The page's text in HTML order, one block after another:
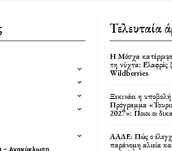
– Ανακύκλωση
Τελευταία
Η Μόσχα
τη νύχτα: Ελαφρές
Wildberries
Ξεκινάει η
Πρόγραμμα
2027»: Ποιοι οι
ΑΑΔΕ: Πώς ο
παράνομη αλιεία